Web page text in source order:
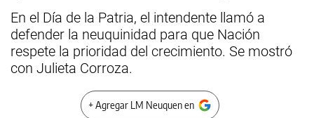
En el Día de la Patria, el intendente llamó a
defender la neuquinidad para que Nación
respete la prioridad del crecimiento. Se mostró
con Julieta Corroza.
+ Agregar LM Neuquen en